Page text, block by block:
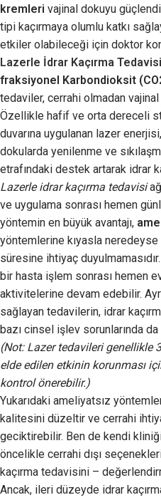
kremleri vajinal dokuyu
tipi kaçırmaya olumlu katkı
etkiler olabileceği için doktor
Lazerle İdrar Kaçırma Tedavisi
fraksiyonel Karbondioksit
tedaviler, cerrahi olmadan vajinal
Özellikle hafif ve orta dereceli
duvarına uygulanan lazer
dokularda yenilenme ve
etrafındaki destek artarak idrar
Lazerle idrar kaçırma tedavisi
ve uygulama sonrası hemen
yöntemin en büyük avantajı,
yöntemlerine kıyasla
süresine ihtiyaç
bir hasta işlem sonrası hemen
aktivitelerine devam edebilir.
sağlayan tedavilerin, idrar
bazı cinsel işlev sorunlarında
(Not: Lazer tedavileri genellikle
elde edilen etkinin korunması
kontrol önerebilir.)
Yukarıdaki ameliyatsız
kalitesini düzeltir ve cerrahi
geciktirebilir. Ben de kendi
öncelikle cerrahi dışı
kaçırma tedavisini –
Ancak, ileri düzeyde idrar